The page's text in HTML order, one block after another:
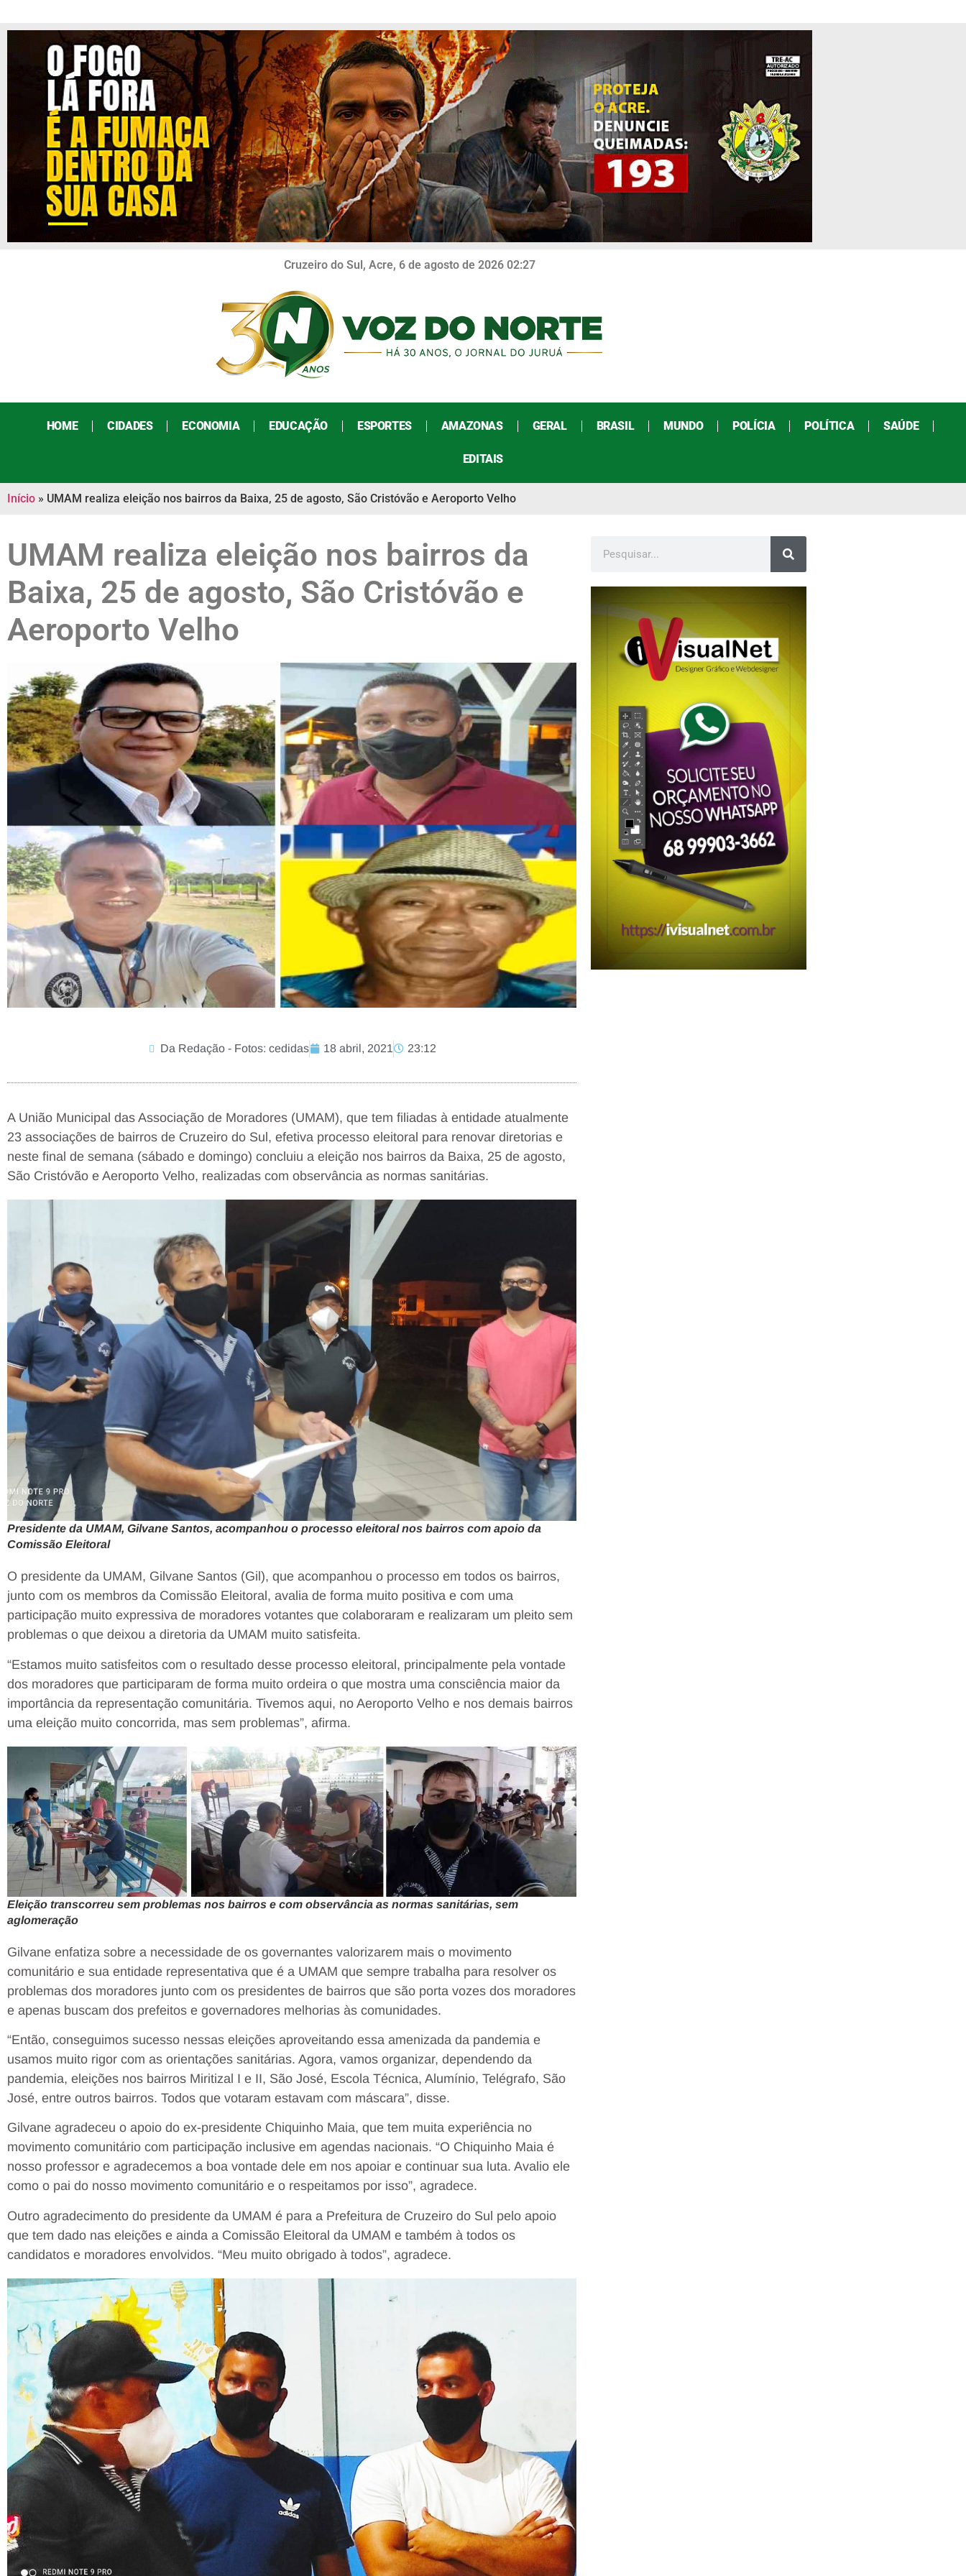
Cruzeiro do Sul, Acre, 6 de agosto de 2026 02:27
HOME CIDADES ECONOMIA EDUCAÇÃO ESPORTES AMAZONAS GERAL BRASIL MUNDO POLÍCIA POLÍTICA SAÚDE
EDITAIS
Início » UMAM realiza eleição nos bairros da Baixa, 25 de agosto, São Cristóvão e Aeroporto Velho
UMAM realiza eleição nos bairros da
Baixa, 25 de agosto, São Cristóvão e
Aeroporto Velho
Da Redação - Fotos: cedidas 18 abril, 2021 23:12
A União Municipal das Associação de Moradores (UMAM), que tem filiadas à entidade atualmente
23 associações de bairros de Cruzeiro do Sul, efetiva processo eleitoral para renovar diretorias e
neste final de semana (sábado e domingo) concluiu a eleição nos bairros da Baixa, 25 de agosto,
São Cristóvão e Aeroporto Velho, realizadas com observância as normas sanitárias.
Presidente da UMAM, Gilvane Santos, acompanhou o processo eleitoral nos bairros com apoio da
Comissão Eleitoral
O presidente da UMAM, Gilvane Santos (Gil), que acompanhou o processo em todos os bairros,
junto com os membros da Comissão Eleitoral, avalia de forma muito positiva e com uma
participação muito expressiva de moradores votantes que colaboraram e realizaram um pleito sem
problemas o que deixou a diretoria da UMAM muito satisfeita.
“Estamos muito satisfeitos com o resultado desse processo eleitoral, principalmente pela vontade
dos moradores que participaram de forma muito ordeira o que mostra uma consciência maior da
importância da representação comunitária. Tivemos aqui, no Aeroporto Velho e nos demais bairros
uma eleição muito concorrida, mas sem problemas”, afirma.
Eleição transcorreu sem problemas nos bairros e com observância as normas sanitárias, sem
aglomeração
Gilvane enfatiza sobre a necessidade de os governantes valorizarem mais o movimento
comunitário e sua entidade representativa que é a UMAM que sempre trabalha para resolver os
problemas dos moradores junto com os presidentes de bairros que são porta vozes dos moradores
e apenas buscam dos prefeitos e governadores melhorias às comunidades.
“Então, conseguimos sucesso nessas eleições aproveitando essa amenizada da pandemia e
usamos muito rigor com as orientações sanitárias. Agora, vamos organizar, dependendo da
pandemia, eleições nos bairros Miritizal I e II, São José, Escola Técnica, Alumínio, Telégrafo, São
José, entre outros bairros. Todos que votaram estavam com máscara”, disse.
Gilvane agradeceu o apoio do ex-presidente Chiquinho Maia, que tem muita experiência no
movimento comunitário com participação inclusive em agendas nacionais. “O Chiquinho Maia é
nosso professor e agradecemos a boa vontade dele em nos apoiar e continuar sua luta. Avalio ele
como o pai do nosso movimento comunitário e o respeitamos por isso”, agradece.
Outro agradecimento do presidente da UMAM é para a Prefeitura de Cruzeiro do Sul pelo apoio
que tem dado nas eleições e ainda a Comissão Eleitoral da UMAM e também à todos os
candidatos e moradores envolvidos. “Meu muito obrigado à todos”, agradece.